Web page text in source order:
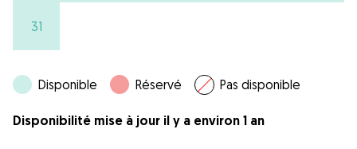
31
Disponible Réservé Pas disponible
Disponibilité mise à jour il y a environ 1 an